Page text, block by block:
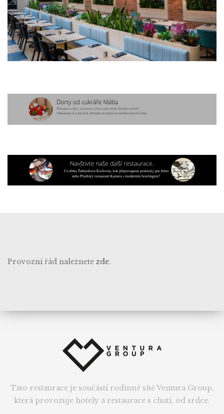
Provozní řád naleznete zde.
Tato restaurace je součástí rodinné sítě Ventura Group,
která provozuje hotely a restaurace s chutí, od srdce.